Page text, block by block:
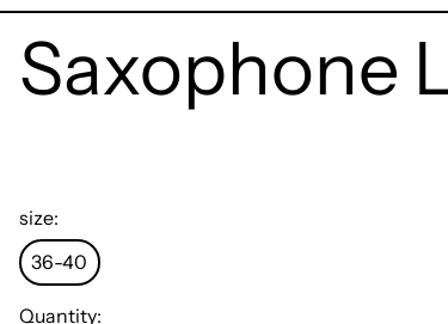
Saxophone
size:
36-40
Quantity: